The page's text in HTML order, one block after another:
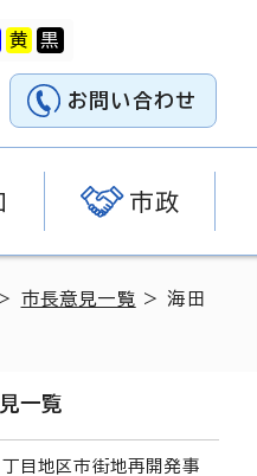
お問い合わせ
市政
市長意見一覧 > 海田
一覧
目地区市街地再開発事